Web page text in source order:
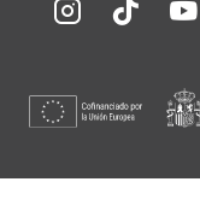
Redes